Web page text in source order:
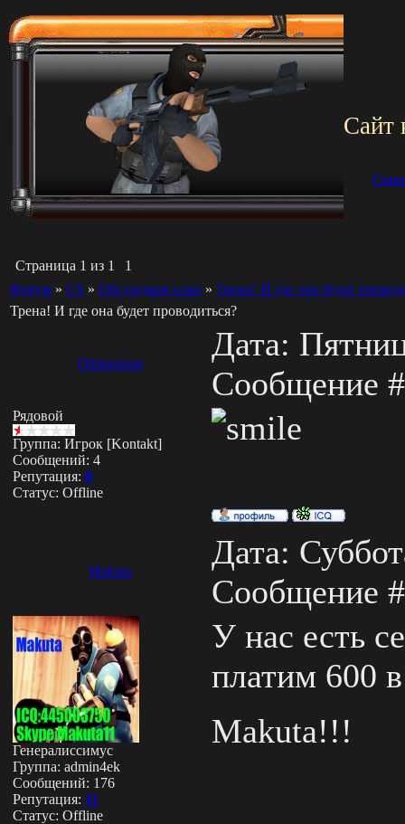
Сайт
Страница 1 из 1
1
Форум » СS » Обсуждаем клан » Трена! И где она будет
Трена! И где она будет проводиться?
Otmorozog
Дата:
Сообщение
Рядовой
Группа: Игрок [Kontakt]
Сообщений: 4
Репутация: 0
Статус: Offline
Makuta
Дата:
Сообщение
Генералиссимус
Группа: admin4ek
Сообщений: 176
Репутация: 11
Статус: Offline
У нас есть
платим 600
Makuta!!!